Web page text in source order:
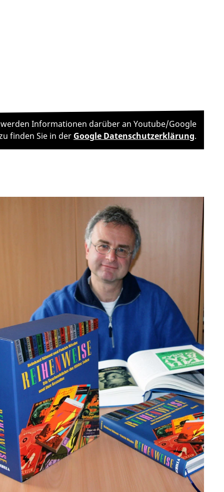
werden Informationen darüber an Youtube/Google
finden Sie in der Google Datenschutzerklärung.